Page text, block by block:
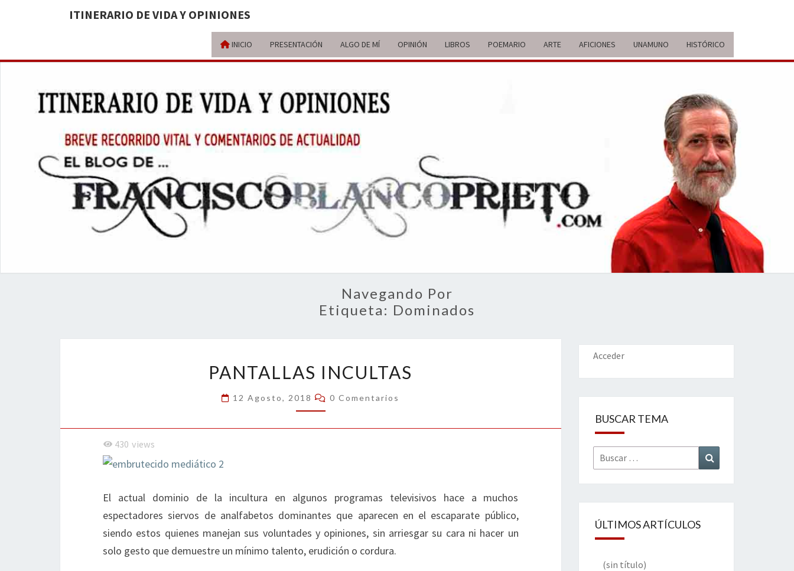
ITINERARIO DE VIDA Y OPINIONES
INICIO PRESENTACIÓN ALGO DE MÍ OPINIÓN LIBROS POEMARIO ARTE AFICIONES UNAMUNO HISTÓRICO
ITINERARIO
DE VIDA Y
OPINIONES
BREVE
RECORRIDO
VITAL Y
COMENTARIOS
ACTUALIDAD
Navegando Por
Etiqueta: Dominados
INCULTAS
PANTALLAS INCULTAS
12 Agosto, 2018 Comentarios
0 Comentarios
430 views
El actual dominio de la incultura en algunos programas televisivos hace a muchos
espectadores siervos de analfabetos dominantes que aparecen en el escaparate público,
siendo estos quienes manejan sus voluntades y opiniones, sin arriesgar su cara ni hacer un
solo gesto que demuestre un mínimo talento, erudición o cordura.
Acceder
BUSCAR TEMA
Buscar
por:
ÚLTIMOS ARTÍCULOS
(sin título)